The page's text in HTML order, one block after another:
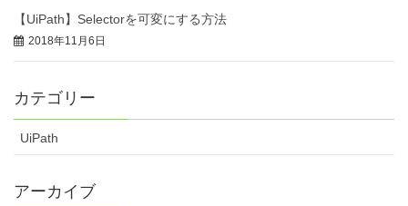
【UiPath】Selectorを可変にする方法
2018年11月6日
カテゴリー
UiPath
アーカイブ